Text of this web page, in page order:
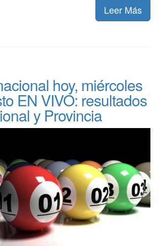
Leer Más
hoy, miércoles
EN VIVO: resultados
y Provincia